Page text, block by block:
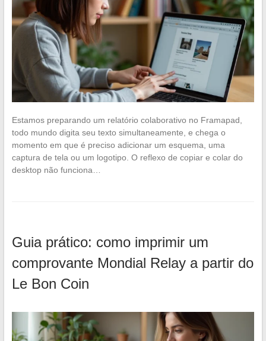
Estamos preparando um relatório colaborativo no Framapad,
todo mundo digita seu texto simultaneamente, e chega o
momento em que é preciso adicionar um esquema, uma
captura de tela ou um logotipo. O reflexo de copiar e colar do
desktop não funciona…
Guia prático: como imprimir um
comprovante Mondial Relay a partir do
Le Bon Coin